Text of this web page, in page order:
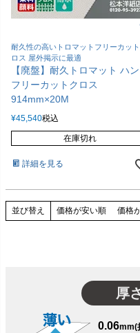
耐久性の高いトロマットフリーカット
ロス 屋外掲示に最適
【廃盤】耐久トロマット ハ
フリーカットクロス
914mm×20M
¥45,540税込
在庫切れ
詳細を見る
並び替え 価格が安い順 価格
厚
0.06mm(